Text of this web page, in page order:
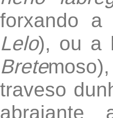
forxando a
Lelo), ou a
Brete
traveso
abraiante